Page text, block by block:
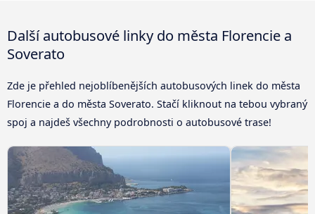
Další autobusové linky do města Florencie a
Soverato
Zde je přehled nejoblíbenějších autobusových linek do města
Florencie a do města Soverato. Stačí kliknout na tebou vybraný
spoj a najdeš všechny podrobnosti o autobusové trase!